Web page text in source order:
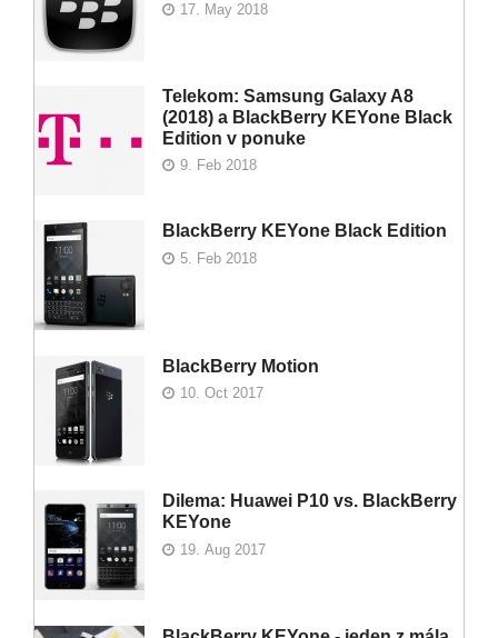
17. May 2018
Telekom: Samsung Galaxy A8
(2018) a BlackBerry KEYone Black
Edition v ponuke
9. Feb 2018
BlackBerry KEYone Black Edition
5. Feb 2018
BlackBerry Motion
10. Oct 2017
Dilema: Huawei P10 vs. BlackBerry
KEYone
19. Aug 2017